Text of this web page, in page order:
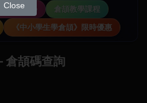
入法教學
倉頡教學課程
《中小學生學倉頡》限時優惠
倉頡碼查詢
Close